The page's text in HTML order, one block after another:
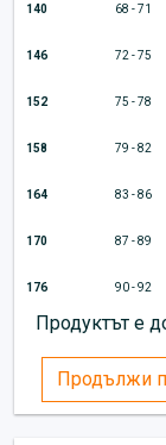
140 68 - 71
146 72 - 75
152 75 - 78
158 79 - 82
164 83 - 86
170 87 - 89
176 90 - 92
Продуктът е
Продължи